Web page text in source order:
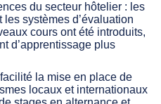
du secteur hôtelier : les
les systèmes d’évaluation
cours ont été introduits,
d’apprentissage plus
la mise en place de
locaux et internationaux